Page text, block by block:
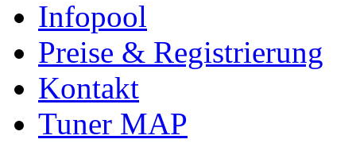
Infopool
Preise & Registrierung
Kontakt
Tuner MAP